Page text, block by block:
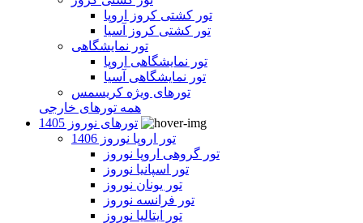
تور کشتی کروز اروپا
تور کشتی کروز آسیا
تور نمایشگاهی
تور نمایشگاهی اروپا
تور نمایشگاهی آسیا
تورهای ویژه کریسمس
همه تورهای خارجی
تورهای نوروز 1405
تور اروپا نوروز 1406
تور گروهی اروپا نوروز
تور اسپانیا نوروز
تور یونان نوروز
تور فرانسه نوروز
تور ایتالیا نوروز